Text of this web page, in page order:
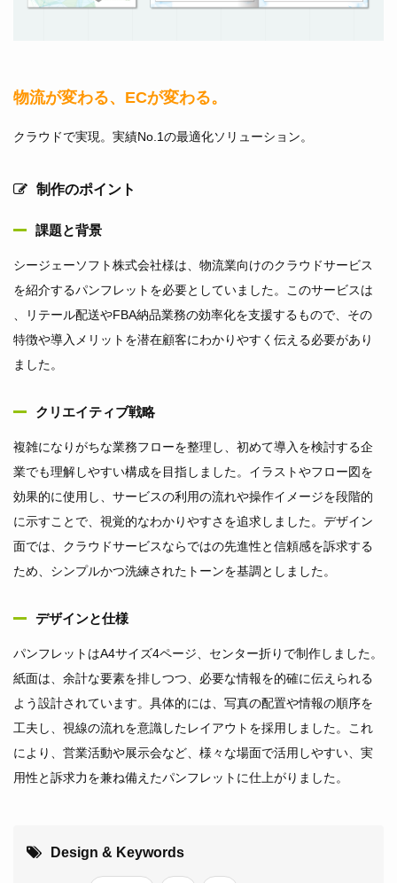
物流が変わる、ECが変わる。
クラウドで実現。実績No.1の最適化ソリューション。
制作のポイント
課題と背景
シージェーソフト株式会社様は、物流業向けのクラウドサービス
を紹介するパンフレットを必要としていました。このサービスは
、リテール配送やFBA納品業務の効率化を支援するもので、その
特徴や導入メリットを潜在顧客にわかりやすく伝える必要があり
ました。
クリエイティブ戦略
複雑になりがちな業務フローを整理し、初めて導入を検討する企
業でも理解しやすい構成を目指しました。イラストやフロー図を
効果的に使用し、サービスの利用の流れや操作イメージを段階的
に示すことで、視覚的なわかりやすさを追求しました。デザイン
面では、クラウドサービスならではの先進性と信頼感を訴求する
ため、シンプルかつ洗練されたトーンを基調としました。
デザインと仕様
パンフレットはA4サイズ4ページ、センター折りで制作しました。
紙面は、余計な要素を排しつつ、必要な情報を的確に伝えられる
よう設計されています。具体的には、写真の配置や情報の順序を
工夫し、視線の流れを意識したレイアウトを採用しました。これ
により、営業活動や展示会など、様々な場面で活用しやすい、実
用性と訴求力を兼ね備えたパンフレットに仕上がりました。
Design & Keywords